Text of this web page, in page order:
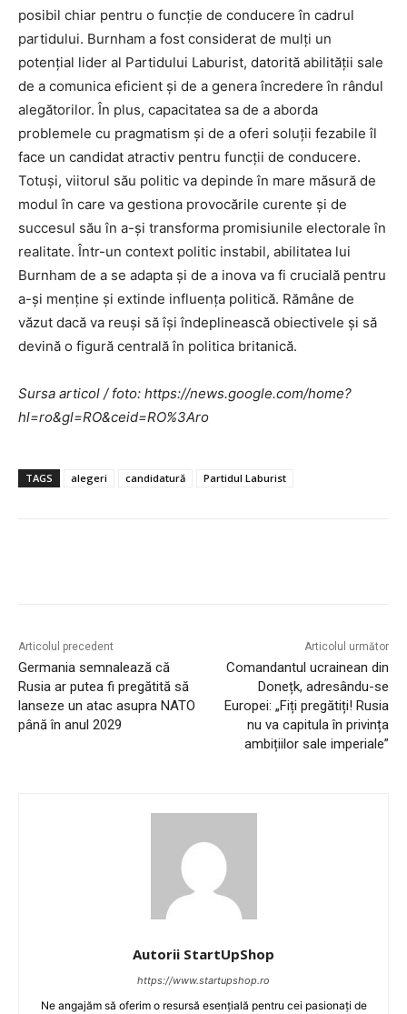
posibil chiar pentru o funcție de conducere în cadrul
partidului. Burnham a fost considerat de mulți un
potențial lider al Partidului Laburist, datorită abilității sale
de a comunica eficient și de a genera încredere în rândul
alegătorilor. În plus, capacitatea sa de a aborda
problemele cu pragmatism și de a oferi soluții fezabile îl
face un candidat atractiv pentru funcții de conducere.
Totuși, viitorul său politic va depinde în mare măsură de
modul în care va gestiona provocările curente și de
succesul său în a-și transforma promisiunile electorale în
realitate. Într-un context politic instabil, abilitatea lui
Burnham de a se adapta și de a inova va fi crucială pentru
a-și menține și extinde influența politică. Rămâne de
văzut dacă va reuși să își îndeplinească obiectivele și să
devină o figură centrală în politica britanică.
Sursa articol / foto: https://news.google.com/home?
hl=ro&gl=RO&ceid=RO%3Aro
TAGS alegeri candidatură Partidul Laburist
Articolul precedent
Germania semnalează că
Rusia ar putea fi pregătită să
lanseze un atac asupra NATO
până în anul 2029
Articolul următor
Comandantul ucrainean din
Donețk, adresându-se
Europei: „Fiți pregătiți! Rusia
nu va capitula în privința
ambițiilor sale imperiale”
Autorii StartUpShop
https://www.startupshop.ro
Ne angajăm să oferim o resursă esențială pentru cei pasionați de